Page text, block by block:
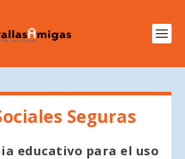
Seguras
educativo para el uso